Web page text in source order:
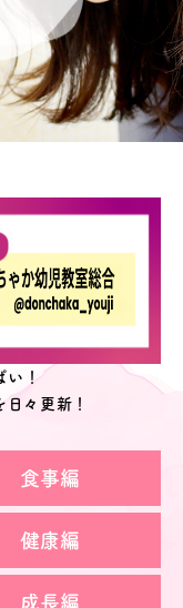
い！
々更新！
食事編
健康編
成長編